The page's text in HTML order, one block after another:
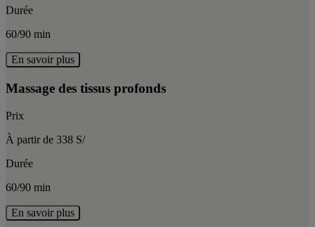
Durée
60/90 min
En savoir plus
Massage des tissus profonds
Prix
À partir de 338 S/
Durée
60/90 min
En savoir plus